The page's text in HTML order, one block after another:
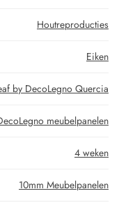
Houtreproducties
Eiken
by DecoLegno Quercia
meubelpanelen
4 weken
10mm Meubelpanelen